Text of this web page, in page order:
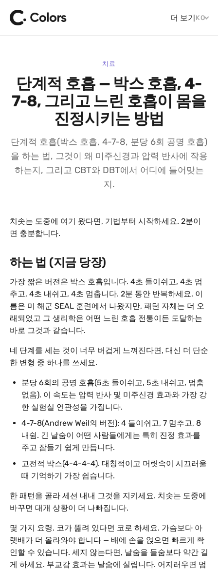
더 보기KO
치료
단계적 호흡 — 박스 호흡, 4-
7-8, 그리고 느린 호흡이 몸을
진정시키는 방법
단계적 호흡(박스 호흡, 4-7-8, 분당 6회 공명 호흡)
을 하는 법, 그것이 왜 미주신경과 압력 반사에 작용
하는지, 그리고 CBT와 DBT에서 어디에 들어맞는
지.
치솟는 도중에 여기 왔다면, 기법부터 시작하세요. 2분이
면 충분합니다.
하는 법 (지금 당장)
가장 짧은 버전은 박스 호흡입니다. 4초 들이쉬고, 4초 멈
추고, 4초 내쉬고, 4초 멈춥니다. 2분 동안 반복하세요. 이
름은 미 해군 SEAL 훈련에서 나왔지만, 패턴 자체는 더 오
래되었고 그 생리학은 어떤 느린 호흡 전통이든 도달하는
바로 그것과 같습니다.
네 단계를 세는 것이 너무 버겁게 느껴진다면, 대신 더 단순
한 변형 중 하나를 쓰세요.
분당 6회의 공명 호흡(5초 들이쉬고, 5초 내쉬고, 멈춤
없음). 이 속도는 압력 반사 및 미주신경 효과와 가장 강
한 실험실 연관성을 가집니다.
4-7-8(Andrew Weil의 버전): 4 들이쉬고, 7 멈추고, 8
내쉼. 긴 날숨이 어떤 사람들에게는 특히 진정 효과를
주고 잠들기 쉽게 만듭니다.
고전적 박스(4-4-4-4). 대칭적이고 머릿속이 시끄러울
때 기억하기 가장 쉽습니다.
한 패턴을 골라 세션 내내 그것을 지키세요. 치솟는 도중에
바꾸면 대개 상황이 더 나빠집니다.
몇 가지 요령. 코가 뚫려 있다면 코로 하세요. 가슴보다 아
랫배가 더 올라와야 합니다 — 배에 손을 얹으면 빠르게 확
인할 수 있습니다. 세지 않는다면, 날숨을 들숨보다 약간 길
게 하세요. 부교감 효과는 날숨에 실립니다. 어지러우면 멈